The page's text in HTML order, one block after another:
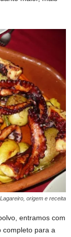
origem e receita
entramos com
completo para a